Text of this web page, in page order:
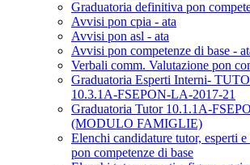
Graduatoria definitiva pon
Avvisi pon cpia - ata
Avvisi pon asl - ata
Avvisi pon competenze di base -
Verbali comm. Valutazione pon
Graduatoria Esperti Interni-
10.3.1A-FSEPON-LA-2017-21
Graduatoria Tutor 10.1.1A-
(MODULO FAMIGLIE)
Elenchi candidature tutor, esperti
pon competenze di base